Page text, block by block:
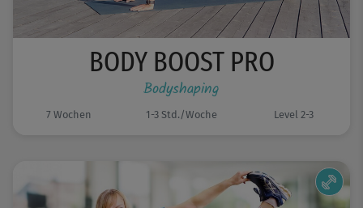
BODY BOOST PRO
Bodyshaping
7 Wochen 1-3 Std./Woche Level 2-3